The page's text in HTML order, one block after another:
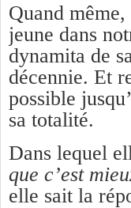
Quand
jeune dans
dynamita de
décennie. Et
possible
sa totalité.
Dans lequel
que c’est
elle sait la